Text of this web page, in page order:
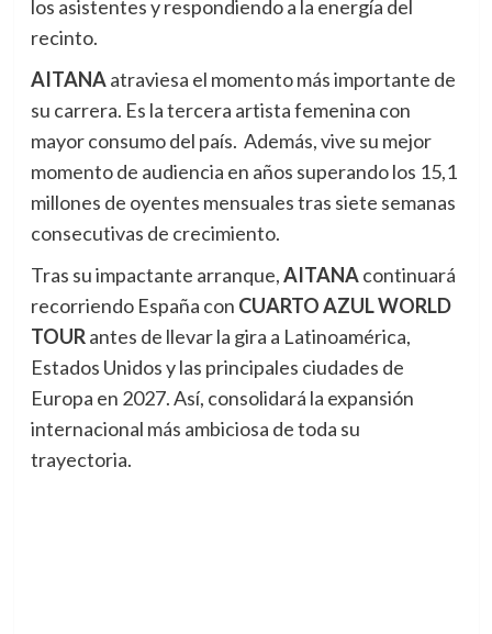
los asistentes y respondiendo a la energía del
recinto.
AITANAatraviesa el momento más importante de
su carrera. Es la tercera artista femenina con
mayor consumo del país. Además, vive su mejor
momento de audiencia en años superando los 15,1
millones de oyentes mensuales tras siete semanas
consecutivas de crecimiento.
Tras su impactante arranque,AITANAcontinuará
recorriendo España con CUARTO AZUL WORLD
TOURantes de llevar la gira a Latinoamérica,
Estados Unidos y las principales ciudades de
Europa en 2027. Así, consolidará la expansión
internacional más ambiciosa de toda su
trayectoria.